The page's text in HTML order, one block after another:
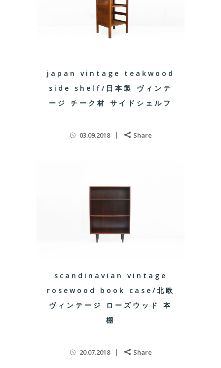
japan vintage teakwood
side shelf/日本製 ヴィンテ
ージ チーク材 サイドシェルフ
03.09.2018 Share
scandinavian vintage
rosewood book case/北欧
ヴィンテージ ローズウッド 本
棚
20.07.2018 Share